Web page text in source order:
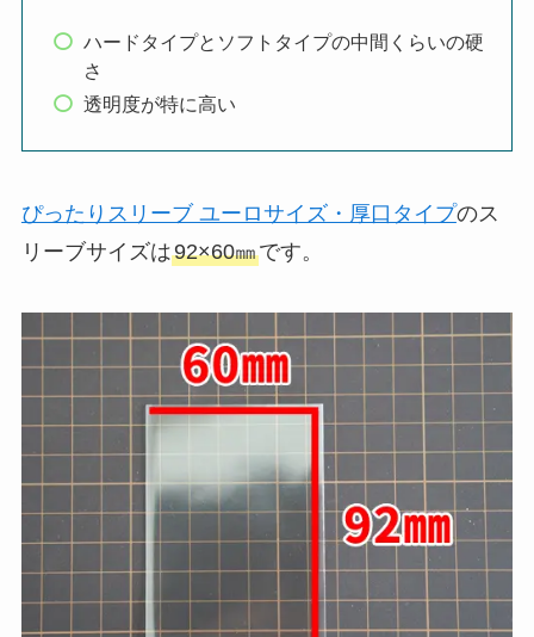
ハードタイプとソフトタイプの中間くらいの硬
さ
透明度が特に高い
ぴったりスリーブ ユーロサイズ・厚口タイプのス
リーブサイズは92×60㎜です。